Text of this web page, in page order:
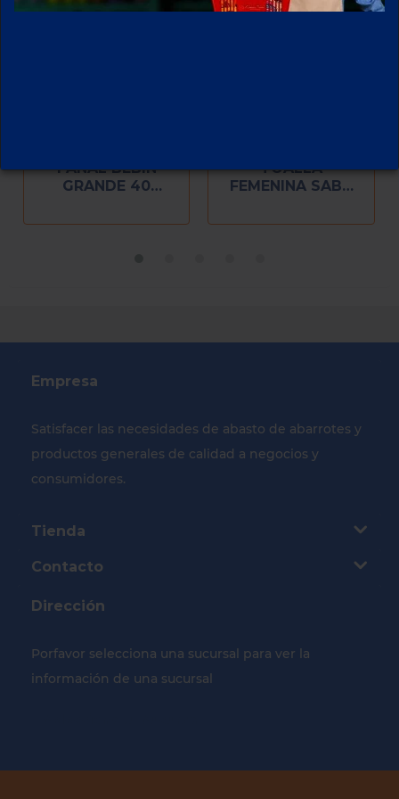
PAÑAL BEBIN
GRANDE 40
TOALLA
FEMENINA SABA
8 PZ
Empresa
Satisfacer las necesidades de abasto de abarrotes y
productos generales de calidad a negocios y
consumidores.
Tienda
Contacto
Dirección
Porfavor selecciona una sucursal para ver la
información de una sucursal